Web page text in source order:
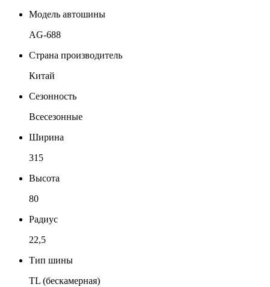
Модель автошины
AG-688
Страна производитель
Китай
Сезонность
Всесезонные
Ширина
315
Высота
80
Радиус
22,5
Тип шины
TL (бескамерная)